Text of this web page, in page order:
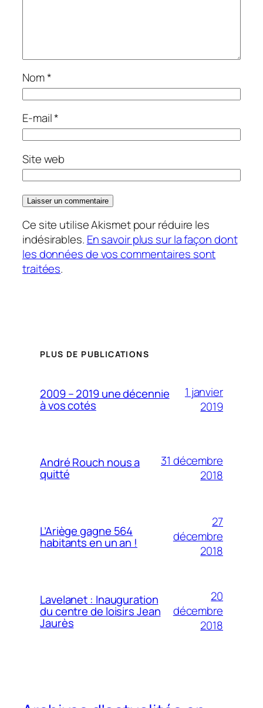
Nom*
E-mail*
Site web
Ce site utilise Akismet pour réduire les
indésirables. En savoir plus sur la façon dont
les données de vos commentaires sont
traitées.
PLUS DE PUBLICATIONS
2009 – 2019 une décennie
à vos cotés
1 janvier
2019
André Rouch nous a
quitté
31 décembre
2018
L’Ariège gagne 564
habitants en un an !
27
décembre
2018
Lavelanet : Inauguration
du centre de loisirs Jean
Jaurès
20
décembre
2018